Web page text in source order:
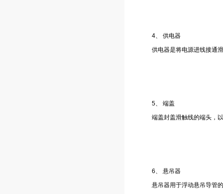
4、 供电器
供电器是将电源进线接通
5、 端盖
端盖封盖滑触线的端头，
6、 悬吊器
悬吊器用于浮动悬吊导管